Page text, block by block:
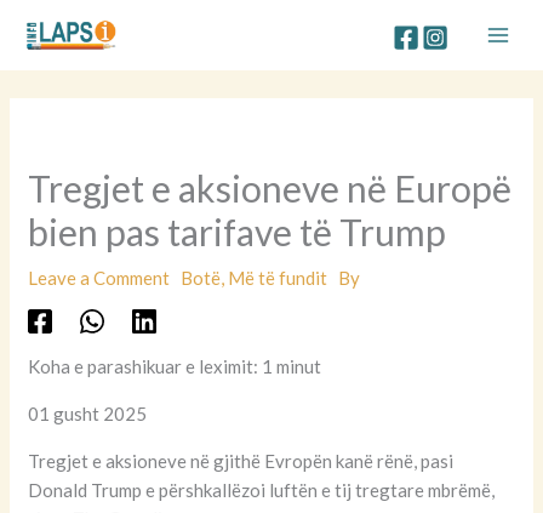
content
Tregjet e aksioneve në Europë
bien pas tarifave të Trump
Leave a Comment Botë, Më të fundit By
Koha e parashikuar e leximit: 1 minut
01 gusht 2025
Tregjet e aksioneve në gjithë Evropën kanë rënë, pasi
Donald Trump e përshkallëzoi luftën e tij tregtare mbrëmë,